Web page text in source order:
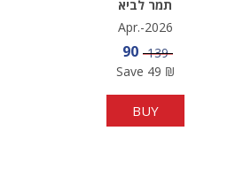
תמר לביא
Apr.-2026
Sale price
90 Price
139
Save 49 ₪
BUY